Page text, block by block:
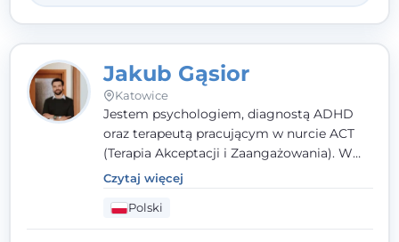
Jakub Gąsior
Katowice
Jestem psychologiem, diagnostą ADHD
oraz terapeutą pracującym w nurcie ACT
(Terapia Akceptacji i Zaangażowania). W
kontakcie z pacjentem najważniejsze są dla
mnie serdeczność, zrozumienie i atmosfera
pełna ciepła. Wierzę, że skuteczna terapia
to wspólne działanie - razem tworzymy
Czytaj więcej
Polski